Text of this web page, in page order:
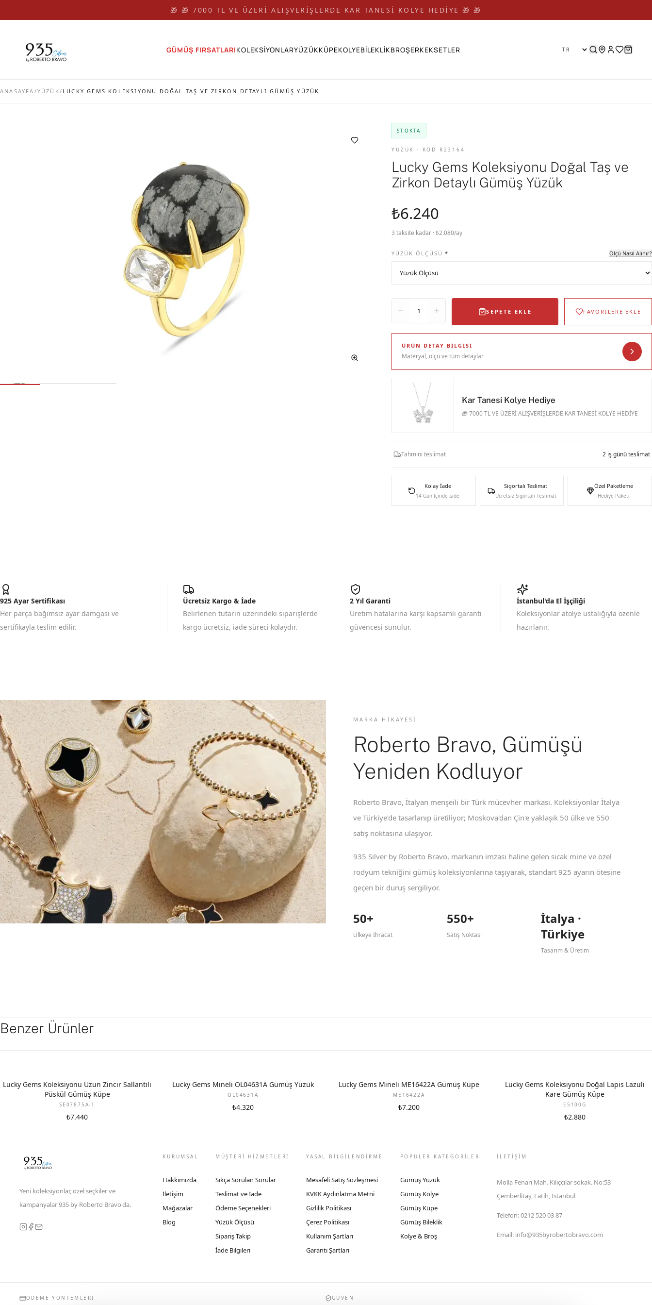
🎁 🎁 7000 TL VE ÜZERİ ALIŞVERİŞLERDE KAR TANESİ KOLYE HEDİYE 🎁 🎁
GÜMÜŞ FIRSATLARIKOLEKSİYONLARYÜZÜKKÜPEKOLYEBİLEKLİKBROŞERKEKSETLER
ANASAYFA /YÜZÜK/ LUCKY GEMS KOLEKSIYONU DOĞAL TAŞ VE ZIRKON DETAYLI GÜMÜŞ YÜZÜK
STOKTA
YÜZÜK · KOD R23164
Lucky Gems Koleksiyonu Doğal Taş ve
Zirkon Detaylı Gümüş Yüzük
₺6.240
3 taksite kadar · ₺2.080/ay
YÜZÜK ÖLÇÜSÜ * Ölçü Nasıl Alınır?
1 SEPETE EKLE FAVORİLERE EKLE
ÜRÜN DETAY BILGISI
Materyal, ölçü ve tüm detaylar
Kar Tanesi Kolye Hediye
🎁 7000 TL VE ÜZERİ ALIŞVERİŞLERDE KAR TANESİ KOLYE HEDİYE
Tahmini teslimat 2 iş günü teslimat
Kolay İade
14 Gün İçinde İade
Sigortalı Teslimat
Ücretsiz Sigortalı Teslimat
Özel Paketleme
Hediye Paketi
925 Ayar Sertifikası
Her parça bağımsız ayar damgası ve
sertifikayla teslim edilir.
Ücretsiz Kargo & İade
Belirlenen tutarın üzerindeki siparişlerde
kargo ücretsiz, iade süreci kolaydır.
2 Yıl Garanti
Üretim hatalarına karşı kapsamlı garanti
güvencesi sunulur.
İstanbul'da El İşçiliği
Koleksiyonlar atölye ustalığıyla özenle
hazırlanır.
MARKA HIKAYESI
Roberto Bravo, Gümüşü
Yeniden Kodluyor
Roberto Bravo, İtalyan menşeili bir Türk mücevher markası. Koleksiyonlar İtalya
ve Türkiye'de tasarlanıp üretiliyor; Moskova'dan Çin'e yaklaşık 50 ülke ve 550
satış noktasına ulaşıyor.
935 Silver by Roberto Bravo, markanın imzası haline gelen sıcak mine ve özel
rodyum tekniğini gümüş koleksiyonlarına taşıyarak, standart 925 ayarın ötesine
geçen bir duruş sergiliyor.
50+
Ülkeye İhracat
550+
Satış Noktası
İtalya ·
Türkiye
Tasarım & Üretim
Benzer Ürünler
Lucky Gems Koleksiyonu Uzun Zincir Sallantılı
Püskül Gümüş Küpe
SE07875A-1
₺7.440
Lucky Gems Mineli OL04631A Gümüş Yüzük
OL04631A
₺4.320
Lucky Gems Mineli ME16422A Gümüş Küpe
ME16422A
₺7.200
Lucky Gems Koleksiyonu Doğal Lapis Lazuli
Kare Gümüş Küpe
E5100G
₺2.880
Yeni koleksiyonlar, özel seçkiler ve
kampanyalar 935 by Roberto Bravo'da.
KURUMSAL
Hakkımızda
İletişim
Mağazalar
Blog
MÜŞTERİ HİZMETLERİ
Sıkça Sorulan Sorular
Teslimat ve İade
Ödeme Seçenekleri
Yüzük Ölçüsü
Sipariş Takip
İade Bilgileri
YASAL BİLGİLENDİRME
Mesafeli Satış Sözleşmesi
KVKK Aydınlatma Metni
Gizlilik Politikası
Çerez Politikası
Kullanım Şartları
Garanti Şartları
POPÜLER KATEGORİLER
Gümüş Yüzük
Gümüş Kolye
Gümüş Küpe
Gümüş Bileklik
Kolye & Broş
İLETIŞIM
Molla Fenari Mah. Kılıçcılar sokak. No:53
Çemberlitaş, Fatih, İstanbul
Telefon:0212 520 03 87
Email: info@935byrobertobravo.com
ÖDEME YÖNTEMLERI GÜVEN